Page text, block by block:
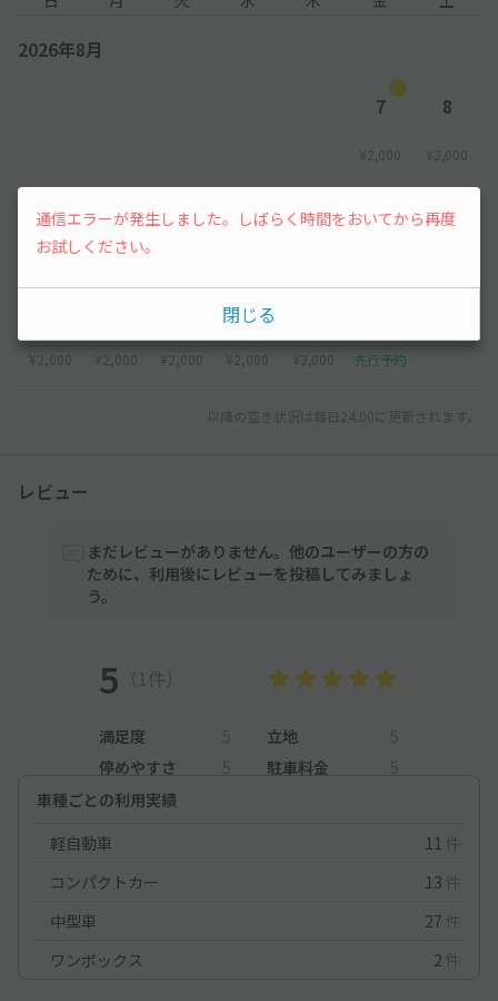
【入庫方法について】
約完了メール または 予約確認ページをご提示ください。申請な
●当駐車場はホテルの管轄外です。ホテルへの問い合わせはご遠
2026年8月
7
¥2,000
8
¥2,000
9
¥2,000
10
¥2,000
11 12 13 14 15
¥2,000 ¥2,000 ¥2,000
19
¥2,000 ¥2,000 先行予約
以降の空き状況は毎日24:00に更新されます。
レビュー
まだレビューがありません。他のユーザーの方の
ために、利用後にレビューを投稿してみましょ
う。
5 （1件）
満足度 5 立地
5
停めやすさ
5 駐車料金
5
車種ごとの利用実績
軽自動車
11 件
コンパクトカー
13 件
中型車
27 件
ワンボックス
2 件
通信エラーが発生しました。しばらく時間をおいてから再度
お試しください。
閉じる